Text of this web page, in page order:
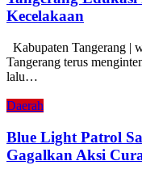
Kecelakaan
Kabupaten Tangerang |
Tangerang terus
lalu…
Daerah
Blue Light Patrol
Gagalkan Aksi